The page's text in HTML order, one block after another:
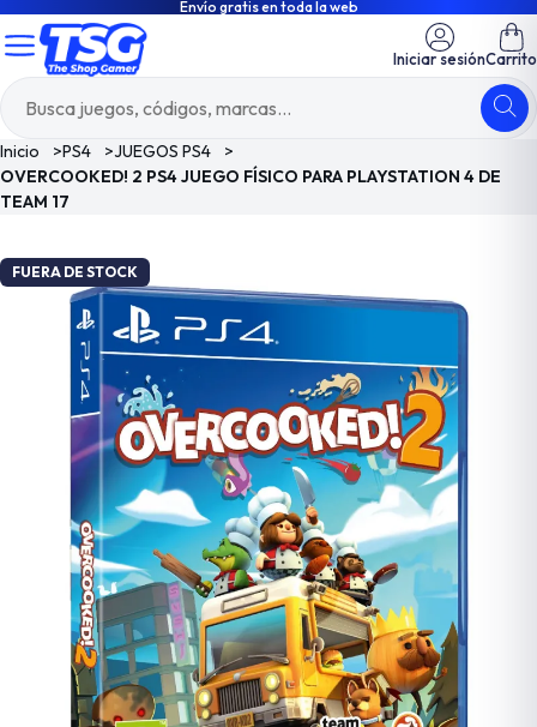
Envío gratis en toda la web
Iniciar sesiónCarrito
Inicio >PS4 >JUEGOS PS4
>
OVERCOOKED! 2 PS4 JUEGO FÍSICO PARA PLAYSTATION 4 DE
TEAM 17
FUERA DE STOCK